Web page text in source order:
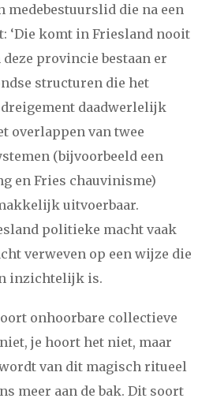
medebestuurslid die na een
‘Die komt in Friesland nooit
deze provincie bestaan er
structuren die het
dreigement daadwerlelijk
overlappen van twee
(bijvoorbeeld een
en Fries chauvinisme)
uitvoerbaar.
politieke macht vaak
verweven op een wijze die
inzichtelijk is.
onhoorbare collectieve
je hoort het niet, maar
van dit magisch ritueel
meer aan de bak. Dit soort